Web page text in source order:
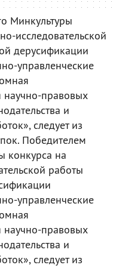
Минкультуры
исследовательской
дерусификации
управленческие
научно-правовых
и
следует из
Победителем
конкурса на
работы
управленческие
научно-правовых
и
следует из